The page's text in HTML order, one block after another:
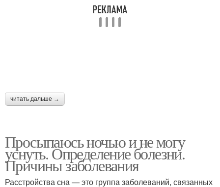
читать дальше →
Просыпаюсь ночью и не могу
уснуть. Определение болезни.
Причины заболевания
Расстройства сна — это группа заболеваний, связанных